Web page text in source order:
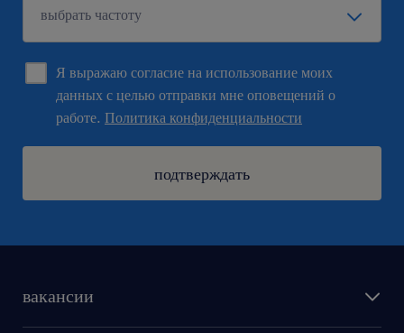
Я выражаю согласие на использование моих
данных с целью отправки мне оповещений о
работе. Политика конфиденциальности
подтверждать
вакансии